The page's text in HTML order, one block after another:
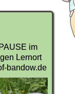
im
Lernort
bandow.de